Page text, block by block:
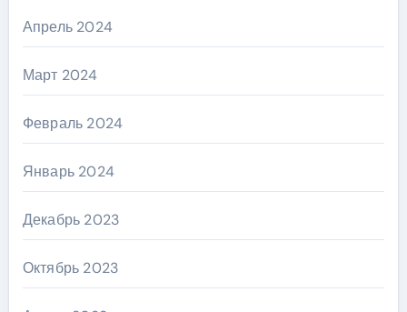
Апрель 2024
Март 2024
Февраль 2024
Январь 2024
Декабрь 2023
Октябрь 2023